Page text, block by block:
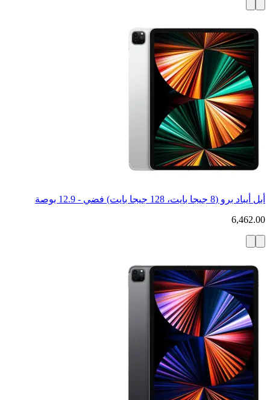
أبل أيباد برو (8 جيجا بايت، 128 جيجا بايت) فضي - 12.9 بوصة
6,462.00